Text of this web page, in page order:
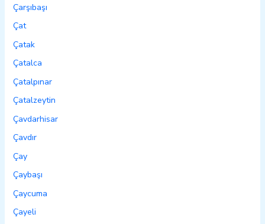
Çarşıbaşı
Çat
Çatak
Çatalca
Çatalpınar
Çatalzeytin
Çavdarhisar
Çavdır
Çay
Çaybaşı
Çaycuma
Çayeli